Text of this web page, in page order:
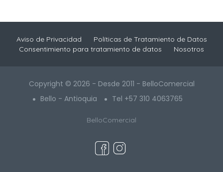
Aviso de Privacidad
Políticas de Tratamiento de Datos
Consentimiento para tratamiento de datos
Nosotros
Copyright © 2026 - Desde 2011 - BelloComercial
Bello - Antioquia
Tel +57 310 4063765
BelloComercial